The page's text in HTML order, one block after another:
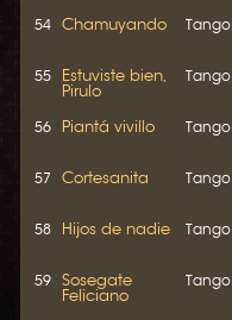
54 Chamuyando Tango
55 Estuviste bien,
Pirulo
Tango
56 Piantá vivillo Tango
57 Cortesanita Tango
58 Hijos de nadie Tango
59 Sosegate
Feliciano
Tango